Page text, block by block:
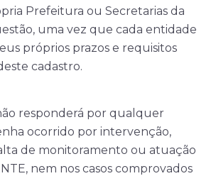
Prefeitura ou Secretarias da
uma vez que cada entidade
próprios prazos e requisitos
cadastro.
responderá por qualquer
ocorrido por intervenção,
de monitoramento ou atuação
nem nos casos comprovados